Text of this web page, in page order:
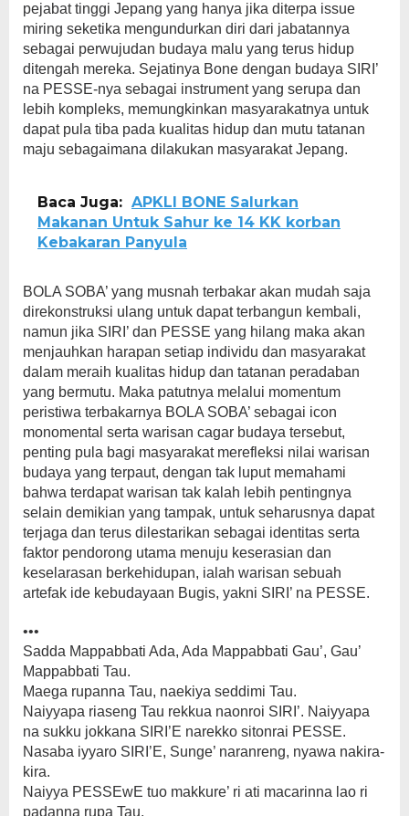
pejabat tinggi Jepang yang hanya jika diterpa issue
miring seketika mengundurkan diri dari jabatannya
sebagai perwujudan budaya malu yang terus hidup
ditengah mereka. Sejatinya Bone dengan budaya SIRI’
na PESSE-nya sebagai instrument yang serupa dan
lebih kompleks, memungkinkan masyarakatnya untuk
dapat pula tiba pada kualitas hidup dan mutu tatanan
maju sebagaimana dilakukan masyarakat Jepang.
Baca Juga: APKLI BONE Salurkan
Makanan Untuk Sahur ke 14 KK korban
Kebakaran Panyula
BOLA SOBA’ yang musnah terbakar akan mudah saja
direkonstruksi ulang untuk dapat terbangun kembali,
namun jika SIRI’ dan PESSE yang hilang maka akan
menjauhkan harapan setiap individu dan masyarakat
dalam meraih kualitas hidup dan tatanan peradaban
yang bermutu. Maka patutnya melalui momentum
peristiwa terbakarnya BOLA SOBA’ sebagai icon
monomental serta warisan cagar budaya tersebut,
penting pula bagi masyarakat merefleksi nilai warisan
budaya yang terpaut, dengan tak luput memahami
bahwa terdapat warisan tak kalah lebih pentingnya
selain demikian yang tampak, untuk seharusnya dapat
terjaga dan terus dilestarikan sebagai identitas serta
faktor pendorong utama menuju keserasian dan
keselarasan berkehidupan, ialah warisan sebuah
artefak ide kebudayaan Bugis, yakni SIRI’ na PESSE.
•••
Sadda Mappabbati Ada, Ada Mappabbati Gau’, Gau’
Mappabbati Tau.
Maega rupanna Tau, naekiya seddimi Tau.
Naiyyapa riaseng Tau rekkua naonroi SIRI’. Naiyyapa
na sukku jokkana SIRI’E narekko sitonrai PESSE.
Nasaba iyyaro SIRI’E, Sunge’ naranreng, nyawa nakira-
kira.
Naiyya PESSEwE tuo makkure’ ri ati macarinna lao ri
padanna rupa Tau.